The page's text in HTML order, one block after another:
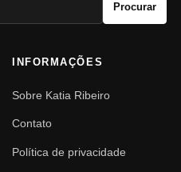
Procurar
INFORMAÇÕES
Sobre Katia Ribeiro
Contato
Política de privacidade